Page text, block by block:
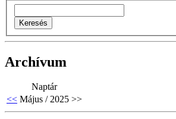
Archívum
Naptár
<< Május / 2025 >>